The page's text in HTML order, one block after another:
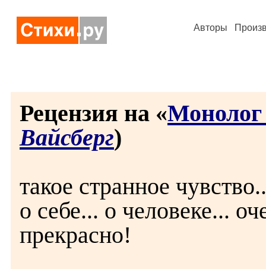
Авторы
Рецензия на «Монолог
Вайсберг)
такое странное
о себе... о человеке...
прекрасно!